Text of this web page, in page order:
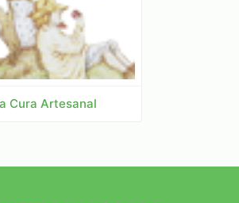
Cura Artesanal